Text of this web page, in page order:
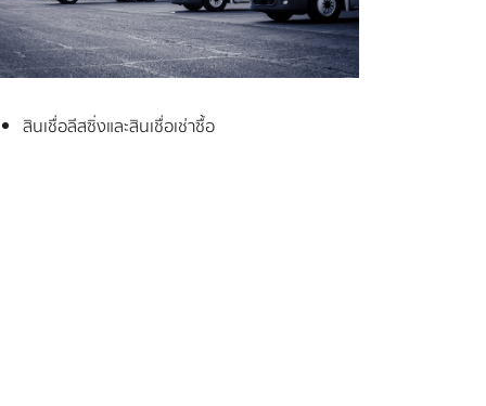
สินเชื่อลีสซิ่งและสินเชื่อเช่าซื้อ